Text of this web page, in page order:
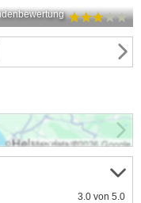
3.0 von 5.0